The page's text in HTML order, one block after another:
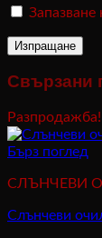
Свързани
Разпродажба!
Бърз поглед
СЛЪНЧЕВИ
Слънчеви